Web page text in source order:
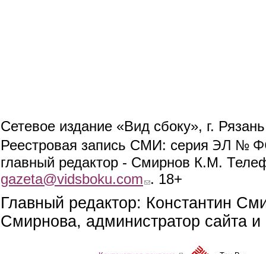
Сетевое издание «Вид сбоку», г.
Реестровая запись СМИ: серия ЭЛ №
главный редактор - Смирнов К.М.
gazeta@vidsboku.com (link sends e-mail)
. 18+
Главный редактор: Константин
Смирнова, администратор сайта